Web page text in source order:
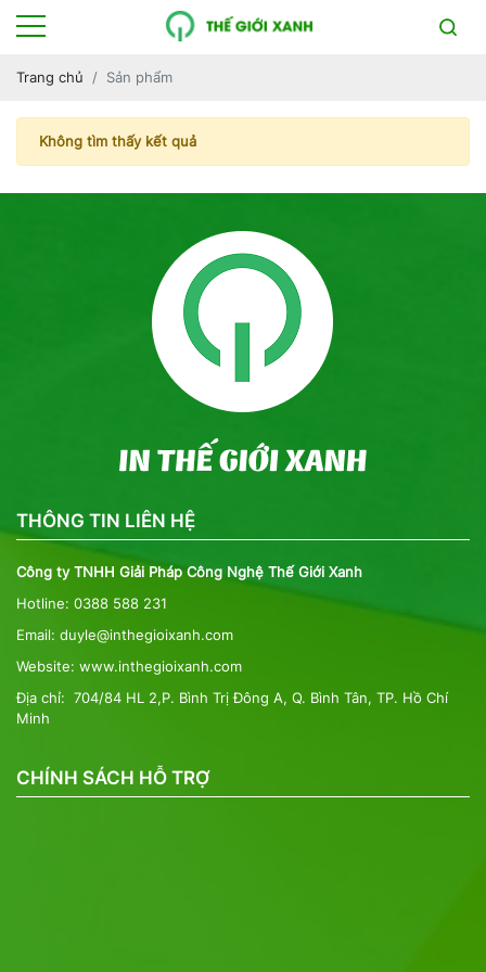
Trang chủ Sản phẩm
Không tìm thấy kết quả
THÔNG TIN LIÊN HỆ
Công ty TNHH Giải Pháp Công Nghệ Thế Giới Xanh
Hotline: 0388 588 231
Email: duyle@inthegioixanh.com
Website: www.inthegioixanh.com
Địa chỉ: 704/84 HL 2,P. Bình Trị Đông A, Q. Bình Tân, TP. Hồ Chí
Minh
CHÍNH SÁCH HỖ TRỢ